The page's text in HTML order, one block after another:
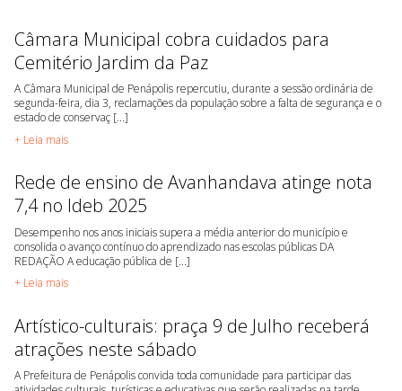
Câmara Municipal cobra cuidados para
Cemitério Jardim da Paz
A Câmara Municipal de Penápolis repercutiu, durante a sessão ordinária de
segunda-feira, dia 3, reclamações da população sobre a falta de segurança e o
estado de conservaç [...]
+ Leia mais
Rede de ensino de Avanhandava atinge nota
7,4 no Ideb 2025
Desempenho nos anos iniciais supera a média anterior do município e
consolida o avanço contínuo do aprendizado nas escolas públicas DA
REDAÇÃO A educação pública de [...]
+ Leia mais
Artístico-culturais: praça 9 de Julho receberá
atrações neste sábado
A Prefeitura de Penápolis convida toda comunidade para participar das